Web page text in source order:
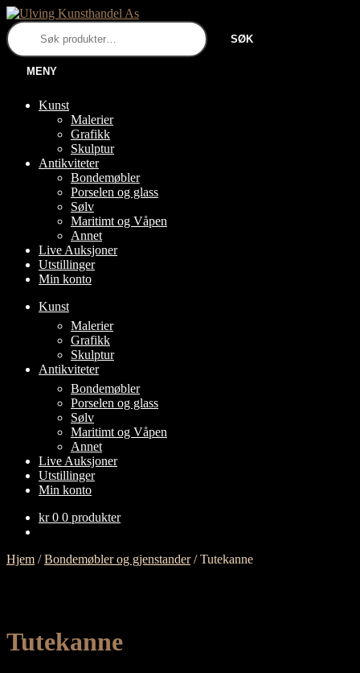
Hopp
til
navigasjon
Hopp
til
innhold
Søk
etter:
SØK
MENY
Kunst
Malerier
Grafikk
Skulptur
Antikviteter
Bondemøbler
Porselen og glass
Sølv
Maritimt og Våpen
Annet
Live Auksjoner
Utstillinger
Min konto
Kunst
UT
UNDERMENY
Malerier
Grafikk
Skulptur
Antikviteter
UT
UNDERMENY
Bondemøbler
Porselen og glass
Sølv
Maritimt og Våpen
Annet
Live Auksjoner
Utstillinger
Min konto
kr0 0 produkter
Hjem /Bondemøbler og gjenstander/Tutekanne
Tutekanne